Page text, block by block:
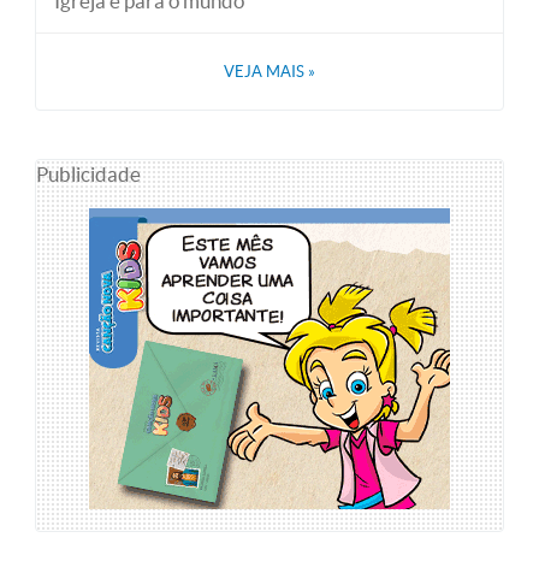
VEJA MAIS »
Publicidade